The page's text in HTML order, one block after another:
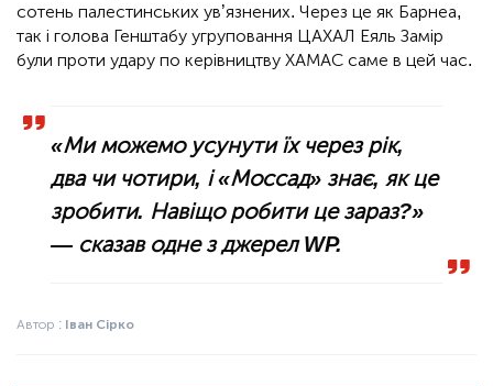
сотень палестинських ув’язнених. Через це як Барнеа,
так і голова Генштабу угруповання ЦАХАЛ Еяль Замір
були проти удару по керівництву ХАМАС саме в цей час.
«Ми можемо усунути їх через рік,
два чи чотири, і «Моссад» знає, як це
зробити. Навіщо робити це зараз?»
— сказав одне з джерелWP.
Автор : Іван Сірко